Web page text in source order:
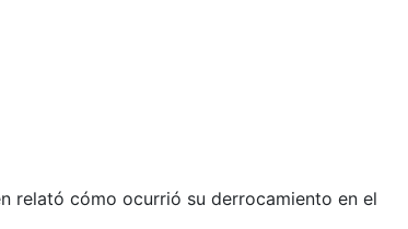
relató cómo ocurrió su derrocamiento en el